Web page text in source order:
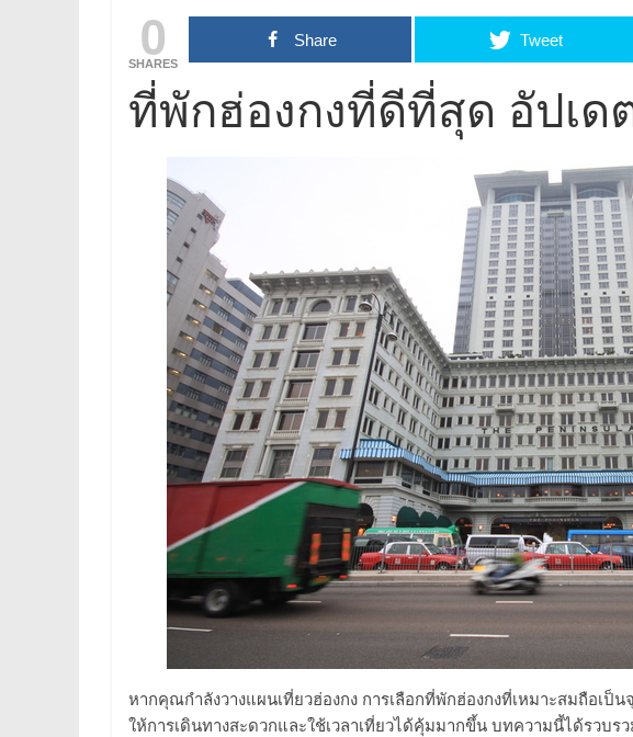
0
SHARES
Share Tweet
ที่พักฮ่องกงที่ดีที่สุด อัปเด
หากคุณกำลังวางแผนเที่ยวฮ่องกง การเลือกที่พักฮ่องกงที่เหมาะสมถือเป็
ให้การเดินทางสะดวกและใช้เวลาเที่ยวได้คุ้มมากขึ้น บทความนี้ได้รวบร